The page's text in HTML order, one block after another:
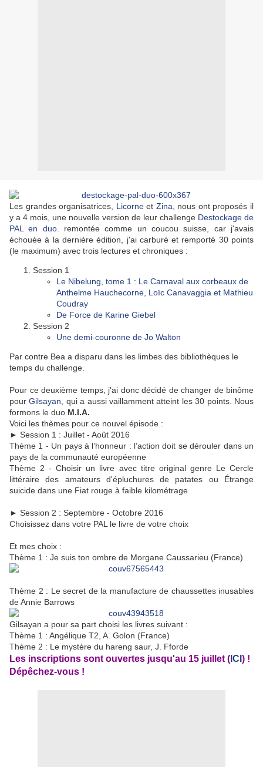
Les grandes organisatrices, Licorneet Zina , nous ont proposés il
y a 4 mois, une nouvelle version de leur challenge Destockage de
PAL en duo.
remontée comme un coucou suisse, car j'avais
échouée à la dernière édition, j'ai carburé et remporté 30 points
(le maximum) avec trois lectures et chroniques :
Session 1
Le Nibelung, tome 1 : Le Carnaval aux corbeaux de
Anthelme Hauchecorne, Loïc Canavaggia et Mathieu
Coudray
De Force de Karine Giebel
Session 2
Une demi-couronne de Jo Walton
Par contre Bea a disparu dans les limbes des bibliothèques le
temps du challenge.
Pour ce deuxième temps, j'ai donc décidé de changer de binôme
pourGilsayan , qui a aussi vaillamment atteint les 30 points. Nous
formons le duo M.I.A.
Voici les thèmes pour ce nouvel épisode :
► Session 1 : Juillet - Août 2016
Thème 1 - Un pays à l’honneur : l’action doit se dérouler dans un
pays de la communauté européenne
Thème 2 - Choisir un livre avec titre original genre Le Cercle
littéraire des amateurs d'épluchures de patates ou Étrange
suicide dans une Fiat rouge à faible kilométrage
► Session 2 : Septembre - Octobre 2016
Choisissez dans votre PAL le livre de votre choix
Et mes choix :
Thème 1 : Je suis ton ombre de Morgane Caussarieu (France)
Thème 2 : Le secret de la manufacture de chaussettes inusables
de Annie Barrows
Gilsayan a pour sa part choisi les livres suivant :
Thème 1 : Angélique T2, A. Golon (France)
Thème 2 : Le mystère du hareng saur, J. Fforde
Les inscriptions sont ouvertes jusqu'au 15 juillet ( ICI ) !
Dépêchez-vous !